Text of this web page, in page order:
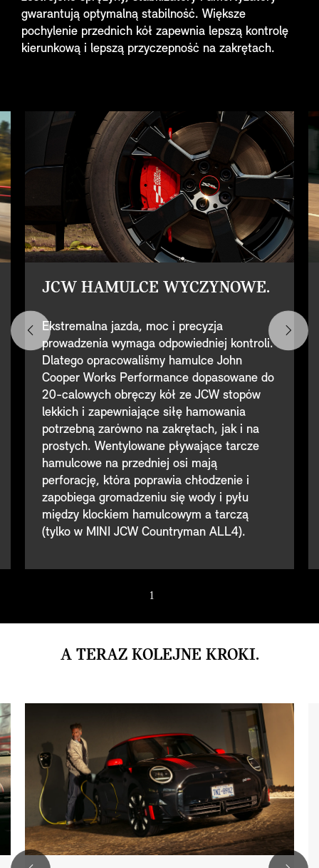
gwarantują optymalną stabilność. Większe
pochylenie przednich kół zapewnia lepszą kontrolę
kierunkową i lepszą przyczepność na zakrętach.
JCW HAMULCE WYCZYNOWE.
Ekstremalna jazda, moc i precyzja
prowadzenia wymaga odpowiedniej kontroli.
Dlatego opracowaliśmy hamulce John
Cooper Works Performance dopasowane do
20-calowych obręczy kół ze JCW stopów
lekkich i zapewniające siłę hamowania
potrzebną zarówno na zakrętach, jak i na
prostych. Wentylowane pływające tarcze
hamulcowe na przedniej osi mają
perforację, która poprawia chłodzenie i
zapobiega gromadzeniu się wody i pyłu
między klockiem hamulcowym a tarczą
(tylko w MINI JCW Countryman ALL4).
1
A TERAZ KOLEJNE KROKI.